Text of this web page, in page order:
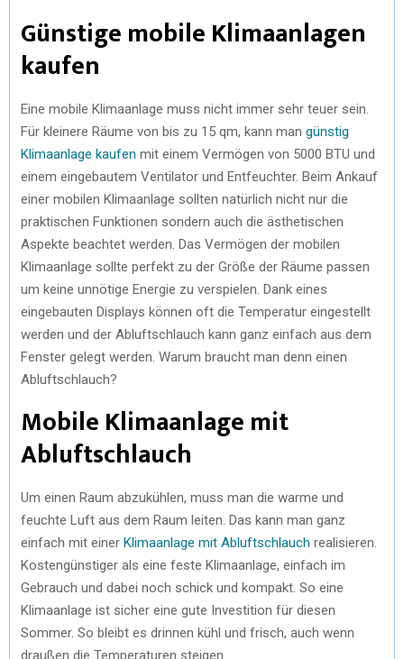
Günstige mobile Klimaanlagen
kaufen
Eine mobile Klimaanlage muss nicht immer sehr teuer sein.
Für kleinere Räume von bis zu 15 qm, kann man günstig
Klimaanlage kaufen mit einem Vermögen von 5000 BTU und
einem eingebautem Ventilator und Entfeuchter. Beim Ankauf
einer mobilen Klimaanlage sollten natürlich nicht nur die
praktischen Funktionen sondern auch die ästhetischen
Aspekte beachtet werden. Das Vermögen der mobilen
Klimaanlage sollte perfekt zu der Größe der Räume passen
um keine unnötige Energie zu verspielen. Dank eines
eingebauten Displays können oft die Temperatur eingestellt
werden und der Abluftschlauch kann ganz einfach aus dem
Fenster gelegt werden. Warum braucht man denn einen
Abluftschlauch?
Mobile Klimaanlage mit
Abluftschlauch
Um einen Raum abzukühlen, muss man die warme und
feuchte Luft aus dem Raum leiten. Das kann man ganz
einfach mit einer Klimaanlage mit Abluftschlauch realisieren.
Kostengünstiger als eine feste Klimaanlage, einfach im
Gebrauch und dabei noch schick und kompakt. So eine
Klimaanlage ist sicher eine gute Investition für diesen
Sommer. So bleibt es drinnen kühl und frisch, auch wenn
draußen die Temperaturen steigen.